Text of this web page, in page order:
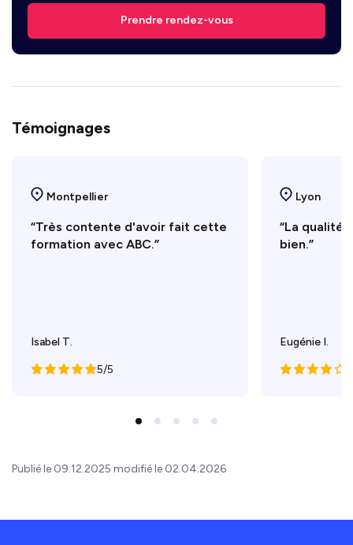
Prendre rendez-vous
Témoignages
Montpellier
“Très contente d'avoir fait cette
formation avec ABC.”
Isabel T.
5/5
Lyon
“La qualité
bien.”
Eugénie I.
Publié le 09.12.2025 modifié le 02.04.2026